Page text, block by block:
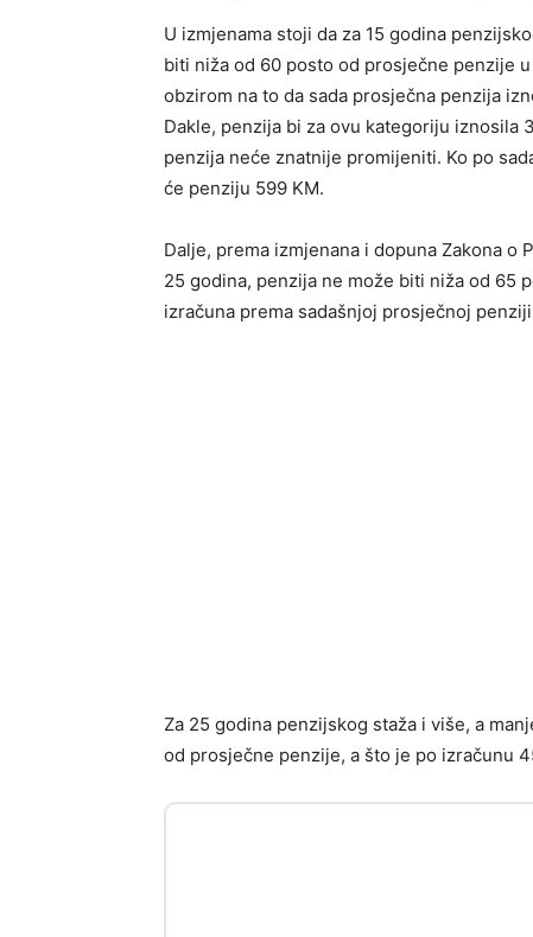
U izmjenama stoji da za 15 godina
biti niža od 60 posto od prosječne penzije
obzirom na to da sada prosječna penzija
Dakle, penzija bi za ovu kategoriju iznosila
penzija neće znatnije promijeniti. Ko po
će penziju 599 KM.
Dalje, prema izmjenana i dopuna Zakona o
25 godina, penzija ne može biti niža od 65
izračuna prema sadašnjoj prosječnoj
Za 25 godina penzijskog staža i više, a
od prosječne penzije, a što je po izračunu